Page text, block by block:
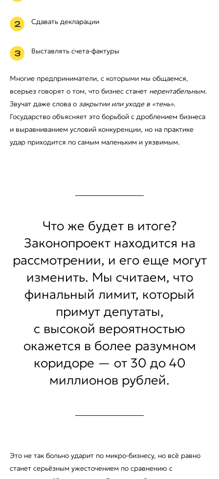
2 Сдавать декларации
3 Выставлять счета-фактуры
Многие предприниматели, с которыми мы общаемся,
всерьез говорят о том, что бизнес станет нерентабельным.
Звучат даже слова о закрытии или уходе в «тень».
Государство объясняет это борьбой с дроблением бизнеса
и выравниванием условий конкуренции, но на практике
удар приходится по самым маленьким и уязвимым.
Что же будет в итоге?
Законопроект находится на
рассмотрении, и его еще могут
изменить. Мы считаем, что
финальный лимит, который
примут депутаты,
с высокой вероятностью
окажется в более разумном
коридоре — от 30 до 40
миллионов рублей.
Это не так больно ударит по микро-бизнесу, но всё равно
станет серьёзным ужесточением по сравнению с